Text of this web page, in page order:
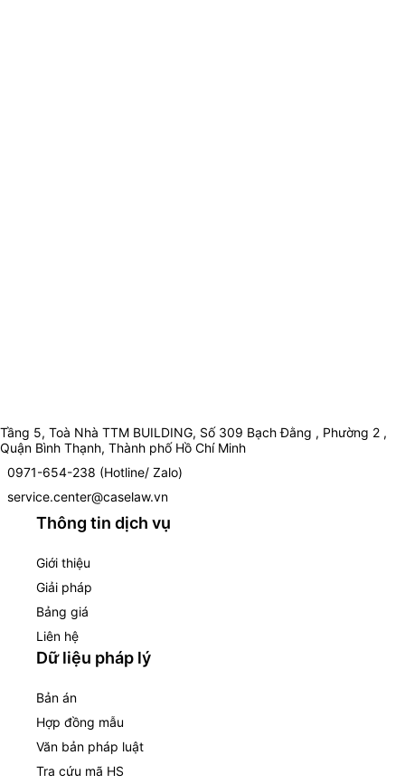
Tầng 5, Toà Nhà TTM BUILDING, Số 309 Bạch Đằng , Phường 2 ,
Quận Bình Thạnh, Thành phố Hồ Chí Minh
0971-654-238 (Hotline/ Zalo)
service.center@caselaw.vn
Thông tin dịch vụ
Giới thiệu
Giải pháp
Bảng giá
Liên hệ
Dữ liệu pháp lý
Bản án
Hợp đồng mẫu
Văn bản pháp luật
Tra cứu mã HS